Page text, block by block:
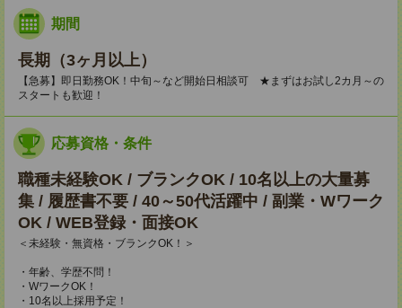
期間
長期（3ヶ月以上）
【急募】即日勤務OK！中旬～など開始日相談可 ★まずはお試し2カ月～の
スタートも歓迎！
応募資格・条件
職種未経験OK / ブランクOK / 10名以上の大量募
集 / 履歴書不要 / 40～50代活躍中 / 副業・Wワーク
OK / WEB登録・面接OK
＜未経験・無資格・ブランクOK！＞
・年齢、学歴不問！
・WワークOK！
・10名以上採用予定！